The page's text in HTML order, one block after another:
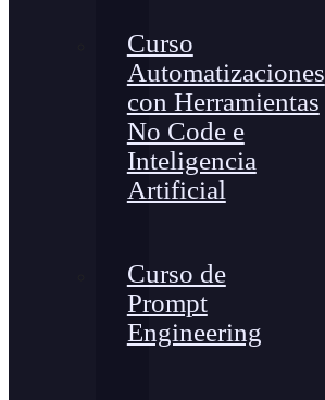
Curso
Automatizaciones
con Herramientas
No Code e
Inteligencia
Artificial
Curso de
Prompt
Engineering